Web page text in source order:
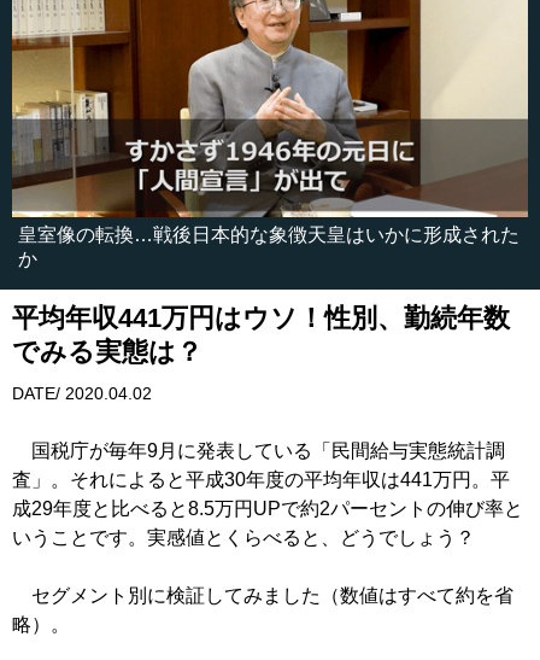
皇室像の転換…戦後日本的な象徴天皇はいかに形成された
か
平均年収441万円はウソ！性別、勤続年数
でみる実態は？
DATE/ 2020.04.02
国税庁が毎年9月に発表している「民間給与実態統計調
査」。それによると平成30年度の平均年収は441万円。平
成29年度と比べると8.5万円UPで約2パーセントの伸び率と
いうことです。実感値とくらべると、どうでしょう？
セグメント別に検証してみました（数値はすべて約を省
略）。